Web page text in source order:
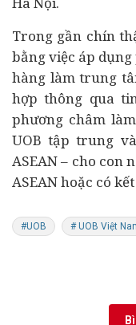
Trong gần chín
bằng việc áp
hàng làm trung
hợp thông qua
phương châm
UOB tập trung
ASEAN – cho con
ASEAN hoặc có
#UOB # UOB Việt